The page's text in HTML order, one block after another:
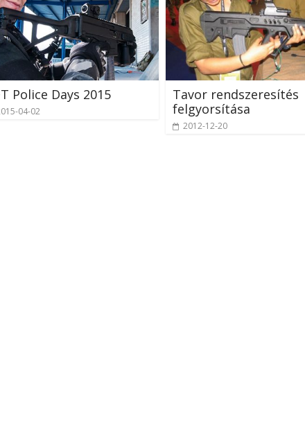
Police Days 2015
04-02
Tavor rendszeresítés
felgyorsítása
2012-12-20